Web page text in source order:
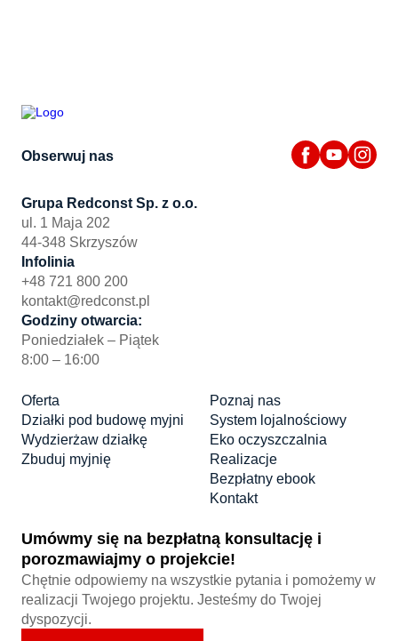
Obserwuj nas
Grupa Redconst Sp. z o.o.
ul. 1 Maja 202
44-348 Skrzyszów
Infolinia
+48 721 800 200
kontakt@redconst.pl
Godziny otwarcia:
Poniedziałek – Piątek
8:00 – 16:00
Oferta
Działki pod budowę myjni
Wydzierżaw działkę
Zbuduj myjnię
Poznaj nas
System lojalnościowy
Eko oczyszczalnia
Realizacje
Bezpłatny ebook
Kontakt
Umówmy się na bezpłatną konsultację i
porozmawiajmy o projekcie!
Chętnie odpowiemy na wszystkie pytania i pomożemy w
realizacji Twojego projektu. Jesteśmy do Twojej
dyspozycji.